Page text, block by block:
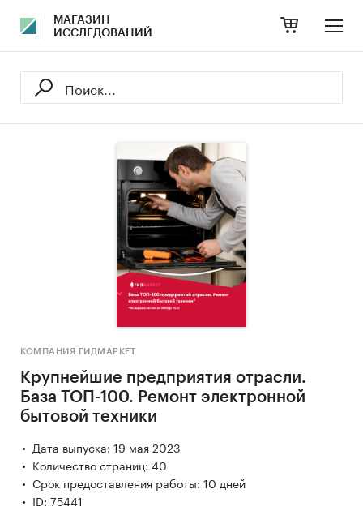
МАГАЗИН
ИССЛЕДОВАНИЙ
КОМПАНИЯ ГИДМАРКЕТ
Крупнейшие предприятия отрасли.
База ТОП-100. Ремонт электронной
бытовой техники
Дата выпуска: 19 мая 2023
Количество страниц: 40
Срок предоставления работы: 10 дней
ID: 75441